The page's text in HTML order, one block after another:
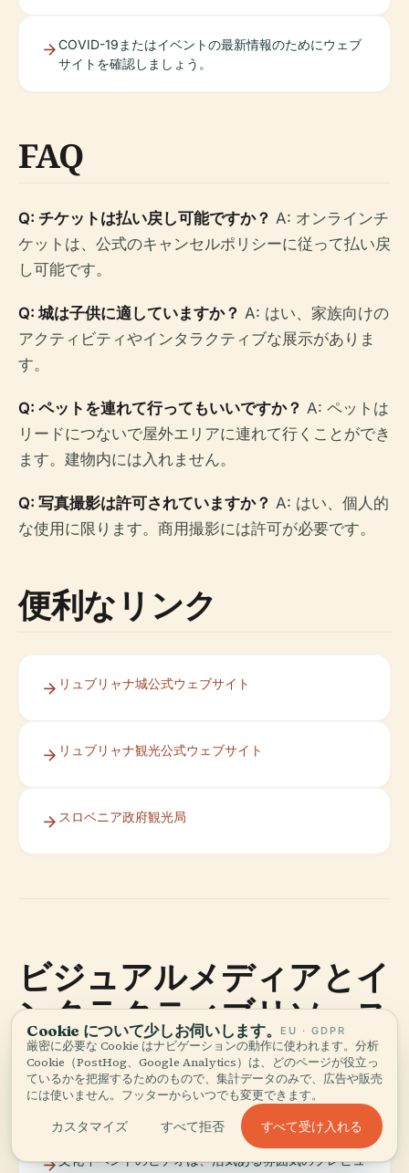
COVID-19またはイベントの最新情報のためにウェブ
サイトを確認しましょう。
FAQ
Q: チケットは払い戻し可能ですか？ A: オンラインチ
ケットは、公式のキャンセルポリシーに従って払い戻
し可能です。
Q: 城は子供に適していますか？ A: はい、家族向けの
アクティビティやインタラクティブな展示がありま
す。
Q: ペットを連れて行ってもいいですか？ A: ペットは
リードにつないで屋外エリアに連れて行くことができ
ます。建物内には入れません。
Q: 写真撮影は許可されていますか？ A: はい、個人的
な使用に限ります。商用撮影には許可が必要です。
便利なリンク
リュブリャナ城公式ウェブサイト
リュブリャナ観光公式ウェブサイト
スロベニア政府観光局
ビジュアルメディアとイ
ンタラクティブリソース
インタラクティブマップやフォトギャラリーは、ホテ
ルと城のウェブサイトで利用可能です。
文化イベントのビデオは、活気ある雰囲気のプレビュ
Cookie について少しお伺いします。 EU · GDPR
厳密に必要な Cookie はナビゲーションの動作に使われます。分析
Cookie（PostHog、Google Analytics）は、どのページが役立っ
ているかを把握するためのもので、集計データのみで、広告や販売
には使いません。フッターからいつでも変更できます。
カスタマイズ すべて拒否 すべて受け入れる